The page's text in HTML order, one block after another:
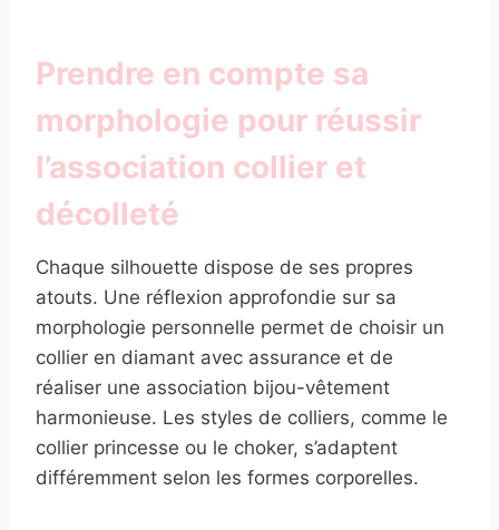
Prendre en compte sa
morphologie pour réussir
l’association collier et
décolleté
Chaque silhouette dispose de ses propres
atouts. Une réflexion approfondie sur sa
morphologie personnelle permet de choisir un
collier en diamant avec assurance et de
réaliser une association bijou-vêtement
harmonieuse. Les styles de colliers, comme le
collier princesse ou le choker, s’adaptent
différemment selon les formes corporelles.